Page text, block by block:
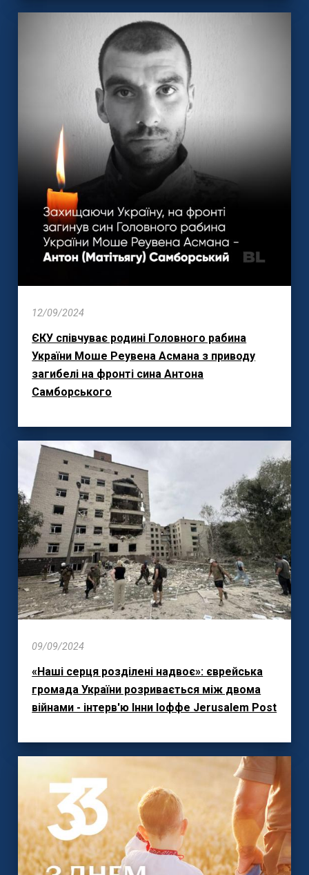
12/09/2024
ЄКУ співчуває родині Головного рабина
України Моше Реувена Асмана з приводу
загибелі на фронті сина Антона
Самборського
09/09/2024
«Наші серця розділені надвоє»: єврейська
громада України розривається між двома
війнами - інтерв'ю Інни Іоффе Jerusalem Post